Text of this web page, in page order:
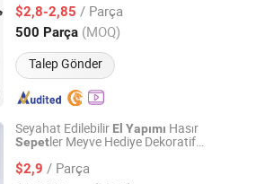
$2,8-2,85 / Parça
500 Parça (MOQ)
Talep Gönder
Fiyat 2021
Seyahat Edilebilir El Yapımı Hasır
Sepetler Meyve Hediye Dekoratif
Sanatları
$2,9 / Parça
Co., Ltd.